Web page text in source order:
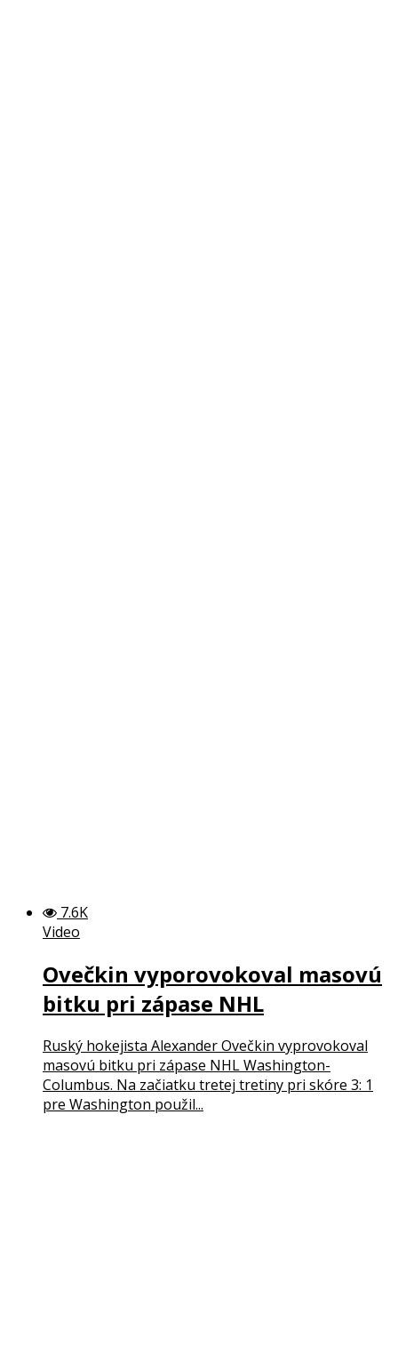
7.6K
Video
Ovečkin vyporovokoval masovú
bitku pri zápase NHL
Ruský hokejista Alexander Ovečkin vyprovokoval
masovú bitku pri zápase NHL Washington-
Columbus. Na začiatku tretej tretiny pri skóre 3: 1
pre Washington použil...